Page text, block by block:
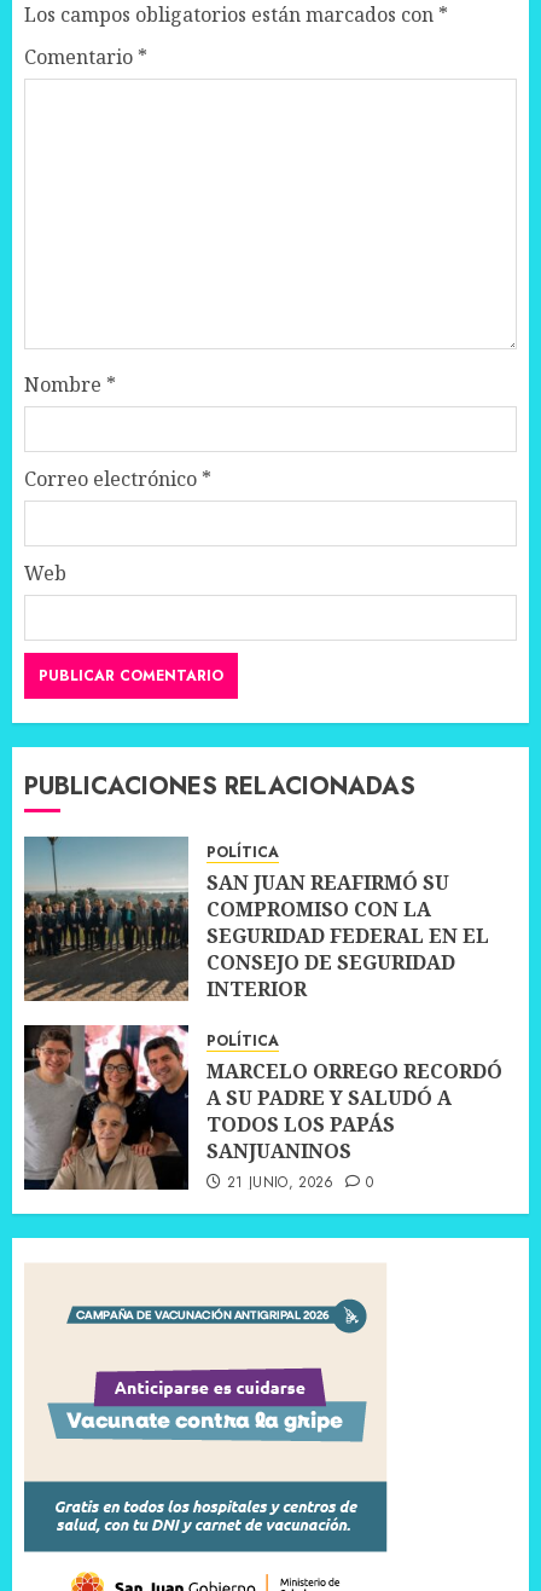
Los campos obligatorios están marcados con *
Comentario *
Nombre *
Correo electrónico *
Web
PUBLICACIONES RELACIONADAS
POLÍTICA
SAN JUAN REAFIRMÓ SU
COMPROMISO CON LA
SEGURIDAD FEDERAL EN EL
CONSEJO DE SEGURIDAD
INTERIOR
POLÍTICA
MARCELO ORREGO RECORDÓ
A SU PADRE Y SALUDÓ A
TODOS LOS PAPÁS
SANJUANINOS
21 JUNIO, 2026 0